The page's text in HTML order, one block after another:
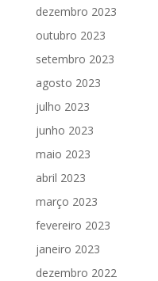
dezembro 2023
outubro 2023
setembro 2023
agosto 2023
julho 2023
junho 2023
maio 2023
abril 2023
março 2023
fevereiro 2023
janeiro 2023
dezembro 2022